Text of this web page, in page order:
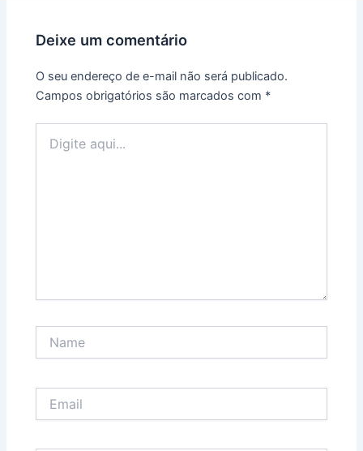
Deixe um comentário
O seu endereço de e-mail não será publicado.
Campos obrigatórios são marcados com *
aqui...